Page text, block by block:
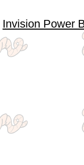
Invision Power